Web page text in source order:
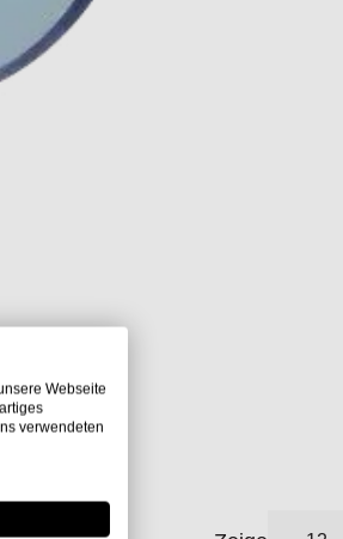
Webseite
verwendeten